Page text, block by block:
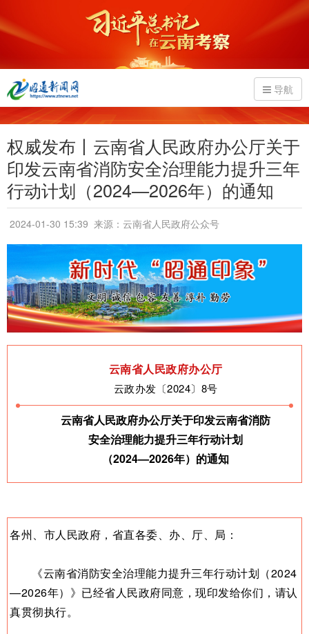
导航
权威发布丨云南省人民政府办公厅关于
印发云南省消防安全治理能力提升三年
行动计划（2024—2026年）的通知
2024-01-30 15:39 来源：云南省人民政府公众号
云南省人民政府办公厅
云政办发〔2024〕8号
云南省人民政府办公厅关于印发云南省消防
安全治理能力提升三年行动计划
（2024—2026年）的通知
各州、市人民政府，省直各委、办、厅、局：
《云南省消防安全治理能力提升三年行动计划（2024
—2026年）》已经省人民政府同意，现印发给你们，请认
真贯彻执行。